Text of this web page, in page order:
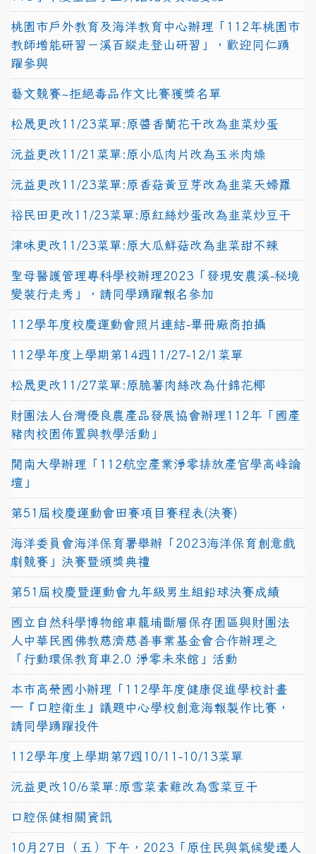
桃園市戶外教育及海洋教育中心辦理「112年桃園市
教師增能研習－溪百縱走登山研習」，歡迎同仁踴
躍參與
藝文競賽~拒絕毒品作文比賽獲獎名單
松晟更改11/23菜單:原醬香蘭花干改為韭菜炒蛋
沅益更改11/21菜單:原小瓜肉片改為玉米肉燥
沅益更改11/23菜單:原香菇黃豆芽改為韭菜天婦羅
裕民田更改11/23菜單:原紅絲炒蛋改為韭菜炒豆干
津味更改11/23菜單:原大瓜鮮菇改為韭菜甜不辣
聖母醫護管理專科學校辦理2023「發現安農溪-秘境
變裝行走秀」，請同學踴躍報名參加
112學年度校慶運動會照片連結-畢冊廠商拍攝
112學年度上學期第14週11/27-12/1菜單
松晟更改11/27菜單:原脆薯肉絲改為什錦花椰
財團法人台灣優良農產品發展協會辦理112年「國產
豬肉校園佈置與教學活動」
開南大學辦理「112航空產業淨零排放產官學高峰論
壇」
第51屆校慶運動會田賽項目賽程表(決賽)
海洋委員會海洋保育署舉辦「2023海洋保育創意戲
劇競賽」決賽暨頒獎典禮
第51屆校慶暨運動會九年級男生組鉛球決賽成績
國立自然科學博物館車籠埔斷層保存園區與財團法
人中華民國佛教慈濟慈善事業基金會合作辦理之
「行動環保教育車2.0 淨零未來館」活動
本市高榮國小辦理「112學年度健康促進學校計畫
─『口腔衛生』議題中心學校創意海報製作比賽，
請同學踴躍投件
112學年度上學期第7週10/11-10/13菜單
沅益更改10/6菜單:原雪菜素雞改為雪菜豆干
口腔保健相關資訊
10月27日（五）下午，2023「原住民與氣候變遷人